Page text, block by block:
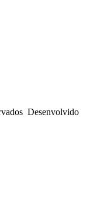
Desenvolvido